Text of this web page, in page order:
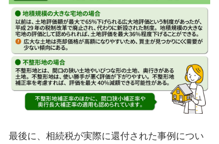
最後に、相続税が実際に還付された事例につい